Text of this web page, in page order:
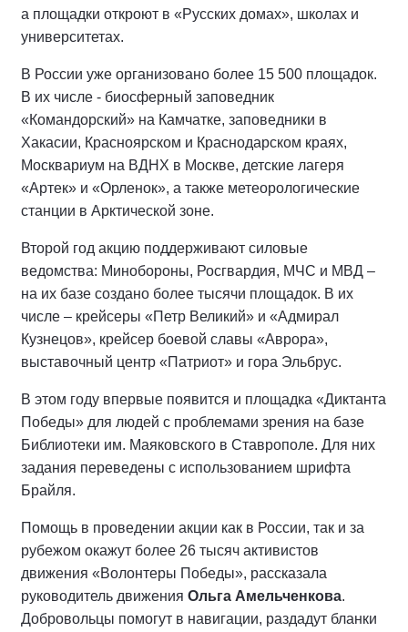
а площадки откроют в «Русских домах», школах и
университетах.
В России уже организовано более 15 500 площадок.
В их числе - биосферный заповедник
«Командорский» на Камчатке, заповедники в
Хакасии, Красноярском и Краснодарском краях,
Москвариум на ВДНХ в Москве, детские лагеря
«Артек» и «Орленок», а также метеорологические
станции в Арктической зоне.
Второй год акцию поддерживают силовые
ведомства: Минобороны, Росгвардия, МЧС и МВД –
на их базе создано более тысячи площадок. В их
числе – крейсеры «Петр Великий» и «Адмирал
Кузнецов», крейсер боевой славы «Аврора»,
выставочный центр «Патриот» и гора Эльбрус.
В этом году впервые появится и площадка «Диктанта
Победы» для людей с проблемами зрения на базе
Библиотеки им. Маяковского в Ставрополе. Для них
задания переведены с использованием шрифта
Брайля.
Помощь в проведении акции как в России, так и за
рубежом окажут более 26 тысяч активистов
движения «Волонтеры Победы», рассказала
руководитель движения Ольга Амельченкова.
Добровольцы помогут в навигации, раздадут бланки